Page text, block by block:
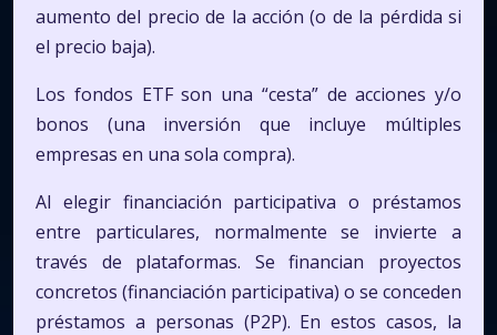
aumento del precio de la acción (o de la pérdida si
el precio baja).
Los fondos ETF son una “cesta” de acciones y/o
bonos (una inversión que incluye múltiples
empresas en una sola compra).
Al elegir financiación participativa o préstamos
entre particulares, normalmente se invierte a
través de plataformas. Se financian proyectos
concretos (financiación participativa) o se conceden
préstamos a personas (P2P). En estos casos, la